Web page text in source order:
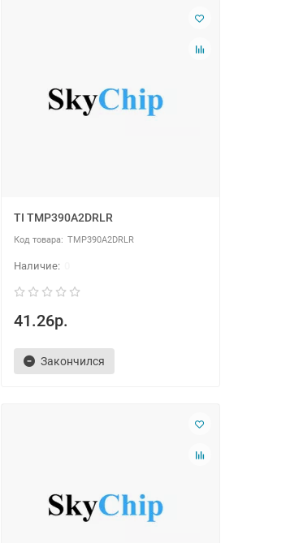
TI TMP390A2DRLR
TMP390A2DRLR
41.26р.
Закончился